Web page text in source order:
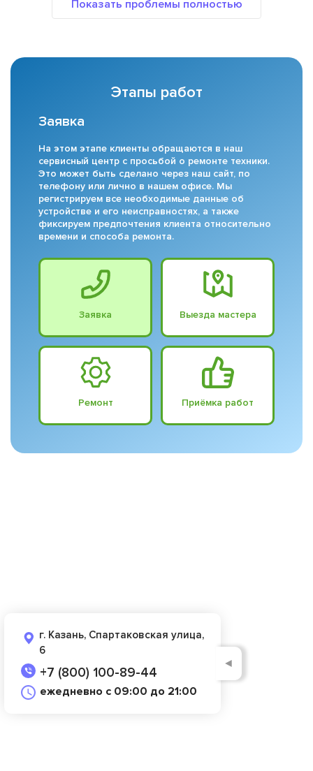
Этапы работ
Заявка
На этом этапе клиенты обращаются в наш
сервисный центр с просьбой о ремонте техники.
Это может быть сделано через наш сайт, по
телефону или лично в нашем офисе. Мы
регистрируем все необходимые данные об
устройстве и его неисправностях, а также
фиксируем предпочтения клиента относительно
времени и способа ремонта.
Заявка Выезда мастера
Ремонт Приёмка работ
г. Казань, Спартаковская улица,
6
+7 (800) 100-89-44
ежедневно с 09:00 до 21:00
◄